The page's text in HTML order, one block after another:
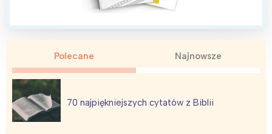
Polecane Najnowsze
70 najpiękniejszych cytatów z Biblii
Interesują mnie wydarzenia z
Warszawa